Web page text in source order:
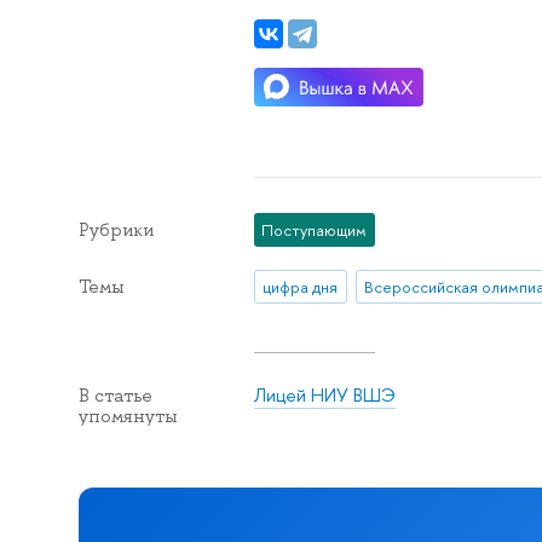
Рубрики Поступающим
Темы цифра дня
В статье
упомянуты
Лицей НИУ ВШЭ